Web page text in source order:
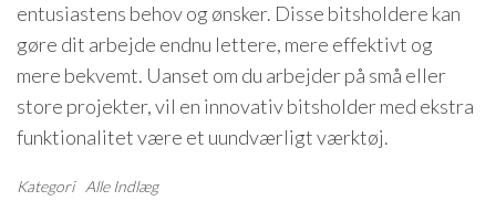
entusiastens behov og ønsker. Disse bitsholdere kan
gøre dit arbejde endnu lettere, mere effektivt og
mere bekvemt. Uanset om du arbejder på små eller
store projekter, vil en innovativ bitsholder med ekstra
funktionalitet være et uundværligt værktøj.
Kategori Alle Indlæg